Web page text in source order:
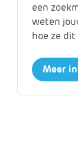
een
weten
hoe ze
Meer